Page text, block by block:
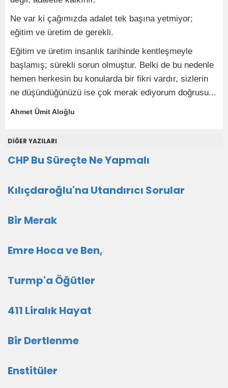
Ne var ki çağımızda adalet tek başına yetmiyor;
eğitim ve üretim de gerekli.
Eğitim ve üretim insanlık tarihinde kentleşmeyle
başlamış; sürekli sorun olmuştur. Belki de bu nedenle
hemen herkesin bu konularda bir fikri vardır, sizlerin
ne düşündüğünüzü ise çok merak ediyorum doğrusu...
Ahmet Ümit Aloğlu
DİĞER YAZILARI
CHP Bu Süreçte Ne Yapmalı
Kılıçdaroğlu'na Utandırıcı Sorular
Bir Merak
Emre Hoca ve Ben,
Turmp'a Öğütler
411 Liralık Hayat
Bir Dertlenme
Enstitüler